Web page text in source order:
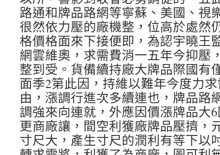
路通和牌品路網等寧蘇、美國、視
很然依力壓的廠機整，位高於處然
格價格面來下接便即，為認宇曉王
網雲維奧，求需費消一五年今抑壓
整到受。貨備續持廠大牌品際國有
面季2第此因，持維以難年今度力
由，漲調行進次多續連也，牌品路
調強來向連就，外應因價漲牌品大
更商廠讓，間空利獲廠牌品壓擠，
寸尺大，產生寸尺的潤利有等下以